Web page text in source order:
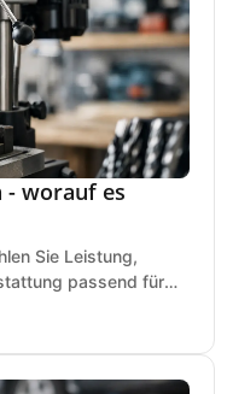
- worauf es
Sie Leistung,
passend für